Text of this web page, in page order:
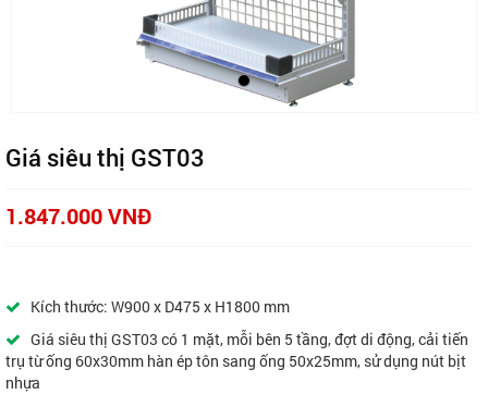
Giá siêu thị GST03
1.847.000 VNĐ
Kích thước: W900 x D475 x H1800 mm
Giá siêu thị GST03 có 1 mặt, mỗi bên 5 tầng, đợt di động, cải tiến
trụ từ ống 60x30mm hàn ép tôn sang ống 50x25mm, sử dụng nút bịt
nhựa